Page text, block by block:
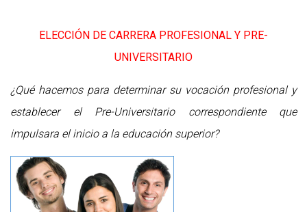
ELECCIÓN DE CARRERA PROFESIONAL Y PRE-
UNIVERSITARIO
¿Qué hacemos para determinar su vocación profesional y
establecer el Pre-Universitario correspondiente que
impulsara el inicio a la educación superior?